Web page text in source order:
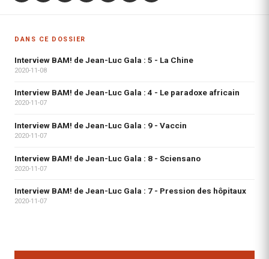
DANS CE DOSSIER
Interview BAM! de Jean-Luc Gala : 5 - La Chine
2020-11-08
Interview BAM! de Jean-Luc Gala : 4 - Le paradoxe africain
2020-11-07
Interview BAM! de Jean-Luc Gala : 9 - Vaccin
2020-11-07
Interview BAM! de Jean-Luc Gala : 8 - Sciensano
2020-11-07
Interview BAM! de Jean-Luc Gala : 7 - Pression des hôpitaux
2020-11-07